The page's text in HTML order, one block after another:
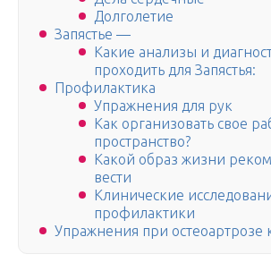
Долголетие
Запястье —
Какие анализы и
проходить для Запястья:
Профилактика
Упражнения для рук
Как организовать свое
пространство?
Какой образ жизни
вести
Клинические
профилактики
Упражнения при остеоартрозе